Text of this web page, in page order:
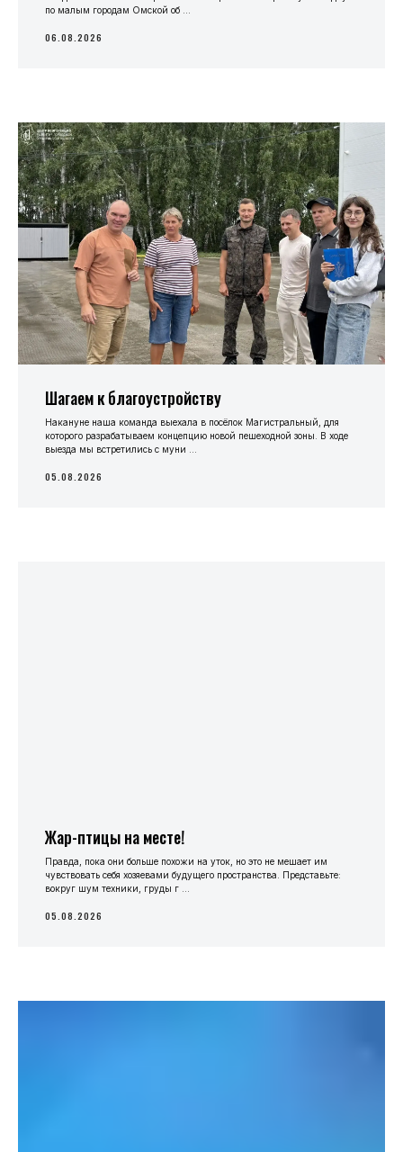
по малым городам Омской об ...
06.08.2026
Шагаем к благоустройству
Накануне наша команда выехала в посёлок Магистральный, для
которого разрабатываем концепцию новой пешеходной зоны. В ходе
выезда мы встретились с муни ...
05.08.2026
Жар-птицы на месте!
Правда, пока они больше похожи на уток, но это не мешает им
чувствовать себя хозяевами будущего пространства. Представьте:
вокруг шум техники, груды г ...
05.08.2026